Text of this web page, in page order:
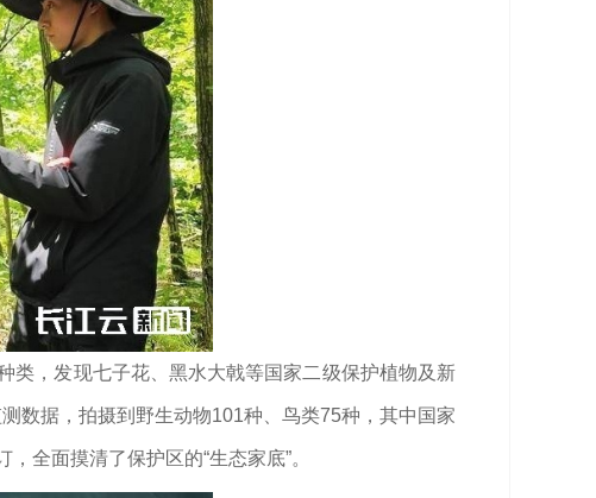
类，发现七子花、黑水大戟等国家二级保护植物及新
数据，拍摄到野生动物101种、鸟类75种，其中国家
全面摸清了保护区的“生态家底”。